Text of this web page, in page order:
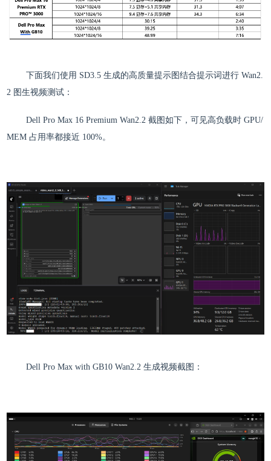
下面我们使用 SD3.5 生成的高质量提示图结合提示词进行 Wan2.
2 图生视频测试：
Dell Pro Max 16 Premium Wan2.2 截图如下，可见高负载时 GPU/
MEM 占用率都接近 100%。
Dell Pro Max with GB10 Wan2.2 生成视频截图：